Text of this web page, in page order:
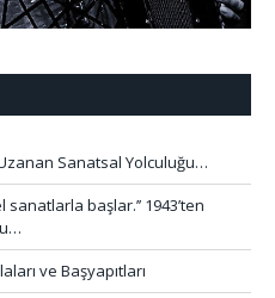
Sanatsal Yolculuğu…
başlar.’’ 1943’ten
ve Başyapıtları